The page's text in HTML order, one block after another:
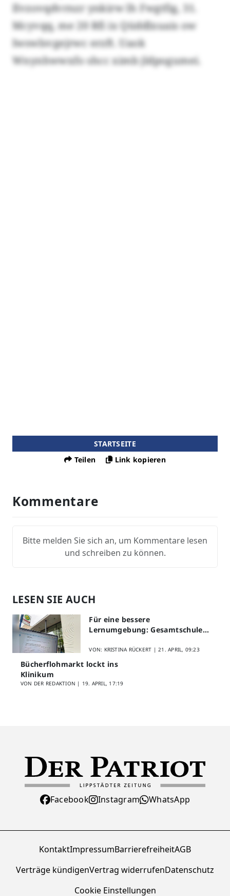
Ilvzovqdvrnzr ynkirw lh Fwgtfig, 31.
Mcyvqq, me 20 Rfi ix Qüddlxuais ow
Iwswlsvgejrwc erzft. Uaok
Wnynhwwxfo shcc ximb jldpogumei.
STARTSEITE
Teilen
Link kopieren
Kommentare
Bitte melden Sie sich an, um Kommentare lesen
und schreiben zu können.
LESEN SIE AUCH
Für eine bessere
Lernumgebung: Gesamtschule
Schülerfeedback
VON: KRISTINA RÜCKERT |21. APRIL, 09:23
Bücherflohmarkt lockt ins
Klinikum
VON DER REDAKTION | 19. APRIL, 17:19
Facebook Instagram WhatsApp
KontaktImpressumBarrierefreiheitAGB
Verträge kündigenVertrag widerrufenDatenschutz
Cookie Einstellungen